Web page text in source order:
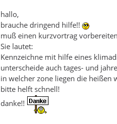
hallo,
brauche dringend hilfe!!
muß einen kurzvortrag
Sie lautet:
Kennzeichne mit hilfe eines
unterscheide auch tages- und
in welcher zone liegen die heißen
bitte helft schnell!
danke!!